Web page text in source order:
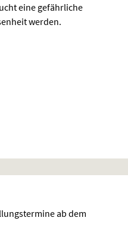
eine gefährliche
werden.
ab dem